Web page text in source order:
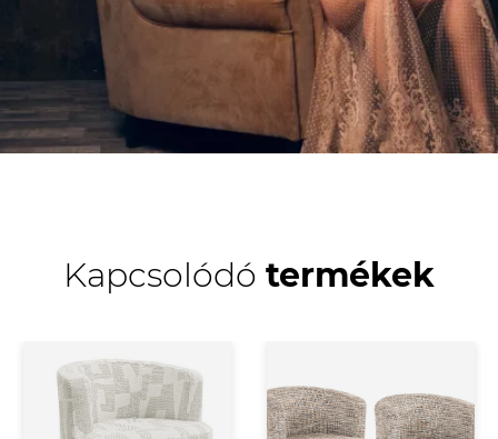
Kapcsolódó termékek